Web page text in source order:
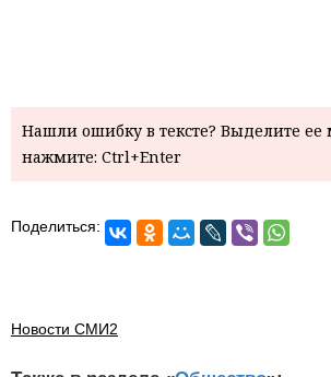
Нашли ошибку в тексте? Выделите
нажмите: Ctrl+Enter
Поделиться:
Новости СМИ2